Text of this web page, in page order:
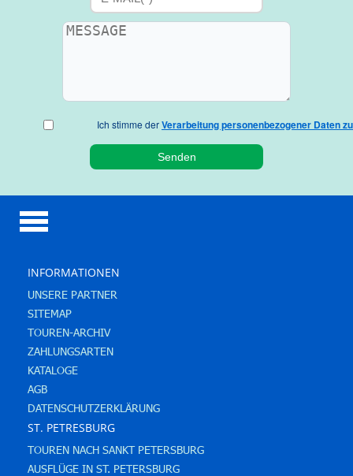
Ich stimme derVerarbeitung personenbezogener Daten zu
INFORMATIONEN
UNSERE PARTNER
SITEMAP
TOUREN-ARCHIV
ZAHLUNGSARTEN
KATALOGE
AGB
DATENSCHUTZERKLÄRUNG
ST. PETRESBURG
TOUREN NACH SANKT PETERSBURG
AUSFLÜGE IN ST. PETERSBURG